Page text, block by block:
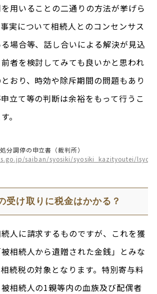
用いることの二通りの方法が挙げら
実について相続人とのコンセンサス
場合等、話し合いによる解決が見込
者を検討してみても良いかと思われ
おり、時効や除斥期間の問題もあり
立て等の判断は余裕をもって行うこ
。
分調停の申立書（裁判所）
saiban/syosiki/syosiki_kazityoutei/
受け取りに税金はかかる？
人に請求するものですが、これを獲
相続人から遺贈された金銭」とみな
続税の対象となります。特別寄与料
相続人の1親等内の血族及び配偶者